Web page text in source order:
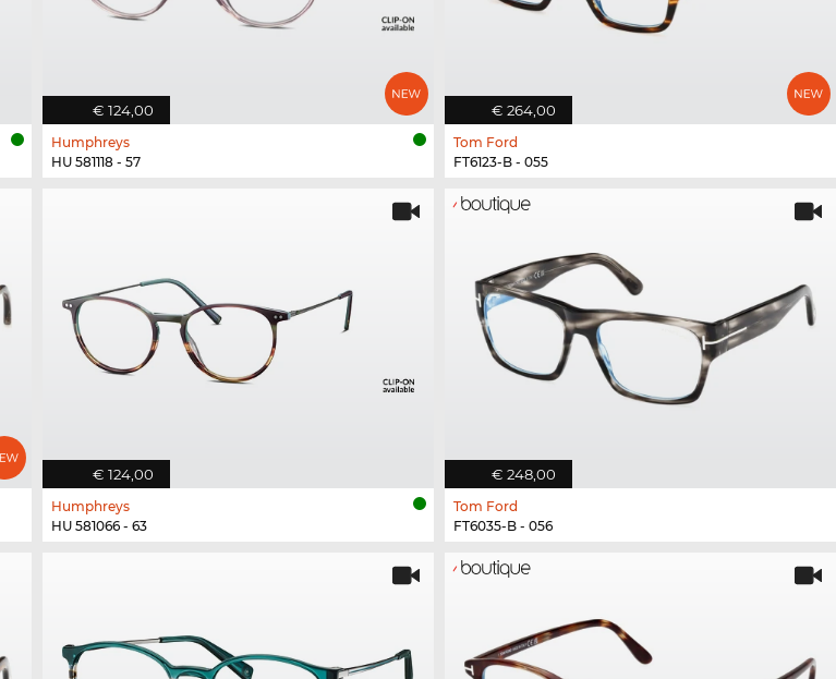
€ 124,00
Humphreys
HU 581118 - 57
€ 264,00
Tom Ford
FT6123-B - 055
€ 124,00
Humphreys
HU 581066 - 63
€ 248,00
Tom Ford
FT6035-B - 056